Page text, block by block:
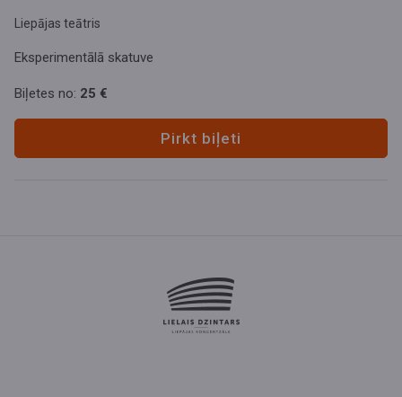
Liepājas teātris
Eksperimentālā skatuve
Biļetes no: 25 €
Pirkt biļeti